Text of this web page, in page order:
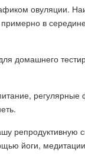
овуляции.
в
домашнего
регулярные
репродуктивную
йоги,